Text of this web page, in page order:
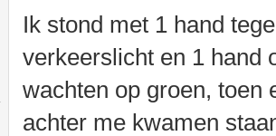
Ik stond met 1 hand
verkeerslicht en 1 hand
wachten op groen, toen
achter me kwamen